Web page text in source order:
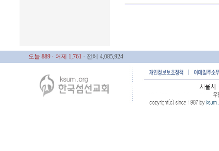
오늘 889 · 어제 1,761 · 전체 4,085,924